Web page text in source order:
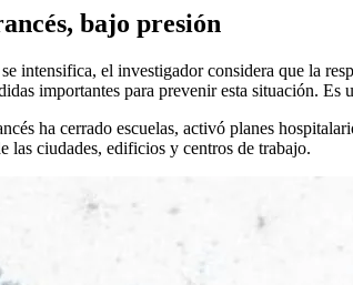
bajo presión
intensifica, el investigador considera que la
importantes para prevenir esta situación. Es
ha cerrado escuelas, activó planes
las ciudades, edificios y centros de trabajo.